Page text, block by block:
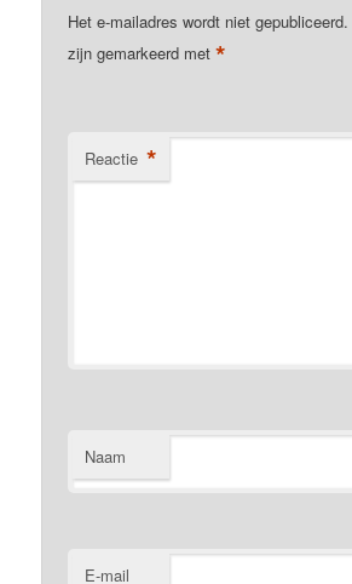
Het e-mailadres wordt niet gepubliceerd.
zijn gemarkeerd met*
Reactie *
Naam
E-mail